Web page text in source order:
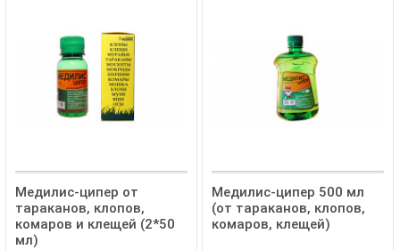
Медилис-ципер от
тараканов, клопов,
комаров и клещей (2*50
мл)
Медилис-ципер 500 мл
(от тараканов, клопов,
комаров, клещей)